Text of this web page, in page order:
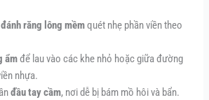
răng lông mềmquét nhẹ phần viền theo
ẩmđể lau vào các khe nhỏ hoặc giữa đường
nhựa.
đầu tay cầm, nơi dễ bị bám mồ hôi và bẩn.